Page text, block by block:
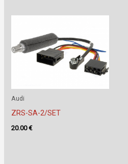
Audi
ZRS-SA-2/SET
20.00€